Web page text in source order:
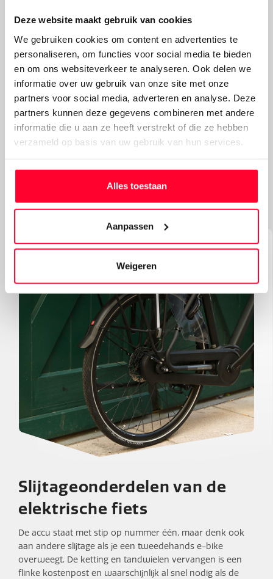
Deze website maakt gebruik van cookies
We gebruiken cookies om content en advertenties te
personaliseren, om functies voor social media te bieden
en om ons websiteverkeer te analyseren. Ook delen we
informatie over uw gebruik van onze site met onze
partners voor social media, adverteren en analyse. Deze
partners kunnen deze gegevens combineren met andere
informatie die u aan ze heeft verstrekt of die ze hebben
verzameld op basis van uw gebruik van hun services.
Alles toestaan
Aanpassen
Weigeren
accucapaciteit afneemt. Blijkt dat de accu van je
tweedehands fiets nog een minimale actieradius heeft?
Dan moet je al gauw een nieuwe aanschaffen, een
aardige kostenpost. Stella biedt geen gereviseerde accu's
aan, maar laat ze wel repareren in geval van accu-issues.
Bijvoorbeeld als er aan laadplugdefect is, of wanneer de
LED-lampjes het niet meer doen. Dit gebeurt niet bij Stella,
maar bij erkende bedrijven, geselecteerd door de
leverancier zelf. Met deze reparatie ‘redt’ Stella wel een
aantal accu’s, zo’n veertig procent van de afvoer. Als je je
accu toch laat reviseren binnen de garantieperiode,
vervalt de garantie.
Slijtageonderdelen van de
elektrische fiets
De accu staat met stip op nummer één, maar denk ook
aan andere slijtage als je een tweedehands e-bike
overweegt. De ketting en tandwielen vervangen is een
flinke kostenpost en waarschijnlijk al snel nodig als de